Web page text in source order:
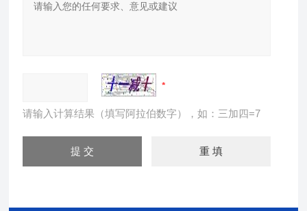
请输入计算结果（填写阿拉伯数字），如：三加四=7